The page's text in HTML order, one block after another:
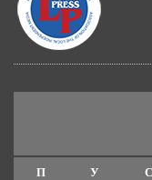
П У С